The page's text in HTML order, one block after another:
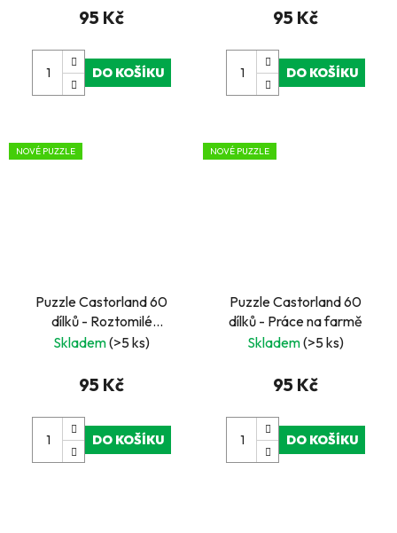
95 Kč
DO KOŠÍKU
95 Kč
DO KOŠÍKU
NOVÉ PUZZLE
Puzzle Castorland 60
dílků - Roztomilé
podzimní prasátko
Skladem(>5 ks)
95 Kč
DO KOŠÍKU
NOVÉ PUZZLE
Puzzle Castorland 60
dílků - Práce na farmě
Skladem(>5 ks)
95 Kč
DO KOŠÍKU